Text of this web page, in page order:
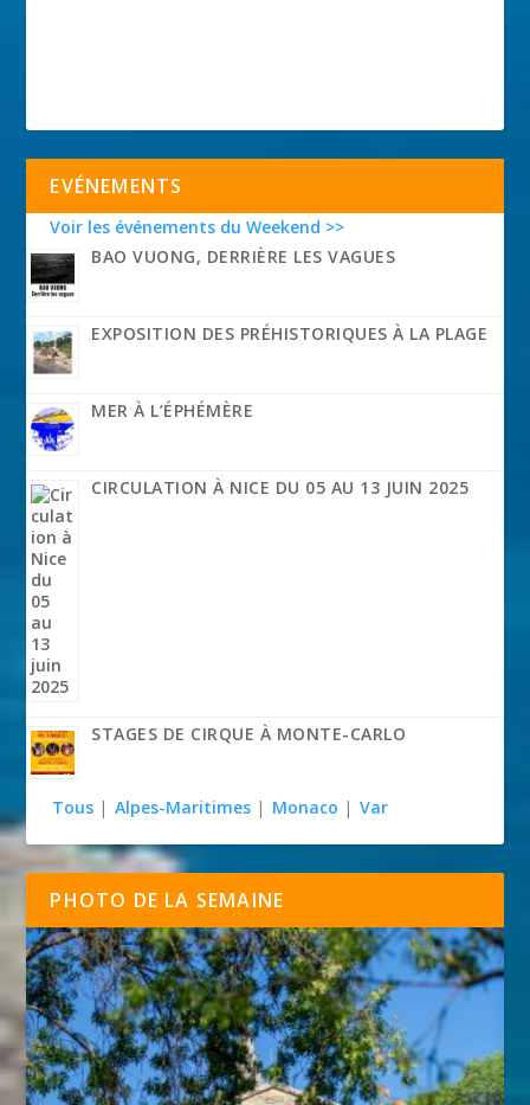
EVÉNEMENTS
Voir les événements du Weekend >>
BAO VUONG, DERRIÈRE LES VAGUES
EXPOSITION DES PRÉHISTORIQUES À LA PLAGE
MER À L’ÉPHÉMÈRE
CIRCULATION À NICE DU 05 AU 13 JUIN 2025
STAGES DE CIRQUE À MONTE-CARLO
Tous | Alpes-Maritimes | Monaco | Var
PHOTO DE LA SEMAINE